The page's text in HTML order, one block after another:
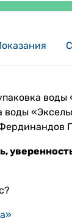
воды
воды